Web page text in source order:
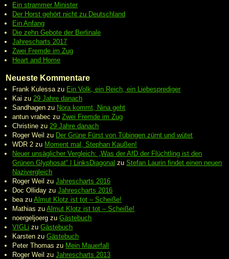
Ein strammer Minister
Der Horst gehört nicht zu Deutschland
Ein Anfang
Die zehn Gebote der Berlinale
Jahrescharts 2017
Zwei Fremde im Zug
Heart and Home
Neueste Kommentare
Frank Kulessa zu Ein Volk, ein Reich, ein Liebesprediger
Kai zu 29 Jahre danach
Sandhagen zu Nora kommt, Nina geht
antun vrabec zuZwei Fremde im Zug
Christine zu 29 Jahre danach
Roger Weil zu Der Grüne Fürst von Tübingen zürnt und wütet
WDR 2 zu Moment mal, Stephan Kaußen!
Neuer unsäglicher Vergleich: „Was der AfD der Flüchtling ist den
Grünen Glyphosat“ | LinksDiagonal zuStefan Laurin findet einen neuen
Nazivergleich
Roger Weil zuJahrescharts 2016
Doc Olliday zuJahrescharts 2016
bea zuAlmut Klotz ist tot – Scheiße!
Mathias zuAlmut Klotz ist tot – Scheiße!
noergeljoerg zuGästebuch
VIGLi zuGästebuch
Karsten zuGästebuch
Peter Thomas zu Mein Mauerfall
Roger Weil zuJahrescharts 2013